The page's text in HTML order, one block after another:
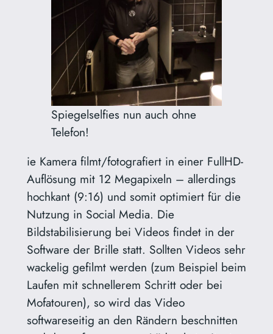
Spiegelselfies nun auch ohne
Telefon!
ie Kamera filmt/fotografiert in einer FullHD-
Auflösung mit 12 Megapixeln – allerdings
hochkant (9:16) und somit optimiert für die
Nutzung in Social Media. Die
Bildstabilisierung bei Videos findet in der
Software der Brille statt. Sollten Videos sehr
wackelig gefilmt werden (zum Beispiel beim
Laufen mit schnellerem Schritt oder bei
Mofatouren), so wird das Video
softwareseitig an den Rändern beschnitten